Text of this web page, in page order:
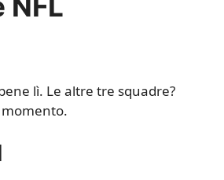
lì. Le altre tre squadre?
momento.